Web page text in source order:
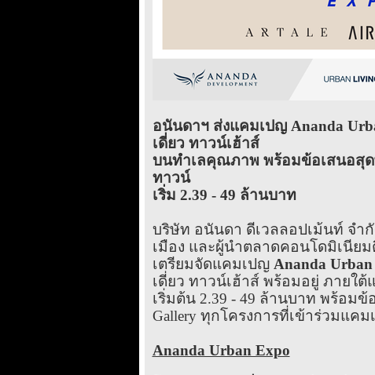
อนันดาฯ ส่งแคมเปญ Ananda
เดี่ยว ทาวน์เฮ้าส์
บนทำเลคุณภาพ พร้อมข้อเสนอสุด
ทาวน์
เริ่ม 2.39 - 49 ล้านบาท
บริษัท อนันดา ดีเวลลอปเม้นท์ จ
เมือง และผู้นำตลาดคอนโดมิเนีย
เตรียมจัดแคมเปญ Ananda
เดี่ยว ทาวน์เฮ้าส์ พร้อมอยู่ ภายใ
เริ่มต้น 2.39 - 49 ล้านบาท พร้อมข้
Gallery ทุกโครงการที่เข้าร่วมแคม
Ananda Urban Expo